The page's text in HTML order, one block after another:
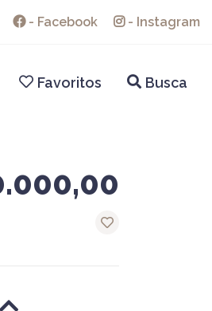
- Facebook - Instagram
Favoritos Busca